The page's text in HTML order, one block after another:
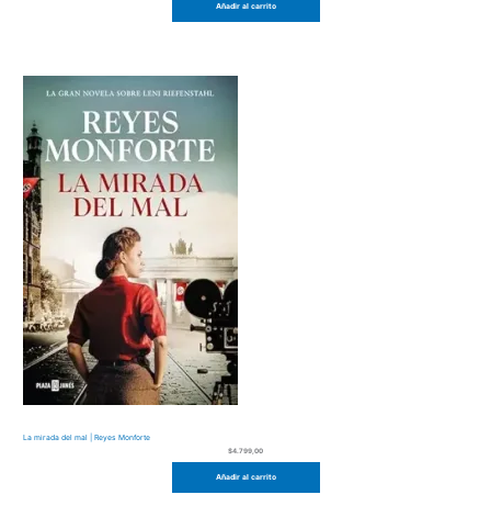
Añadir al carrito
La mirada del mal | Reyes Monforte
$4.799,00
Añadir al carrito